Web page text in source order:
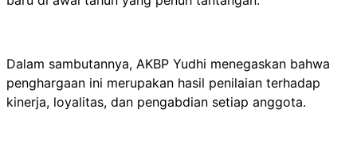
Dalam sambutannya, AKBP Yudhi menegaskan bahwa
penghargaan ini merupakan hasil penilaian terhadap
kinerja, loyalitas, dan pengabdian setiap anggota.